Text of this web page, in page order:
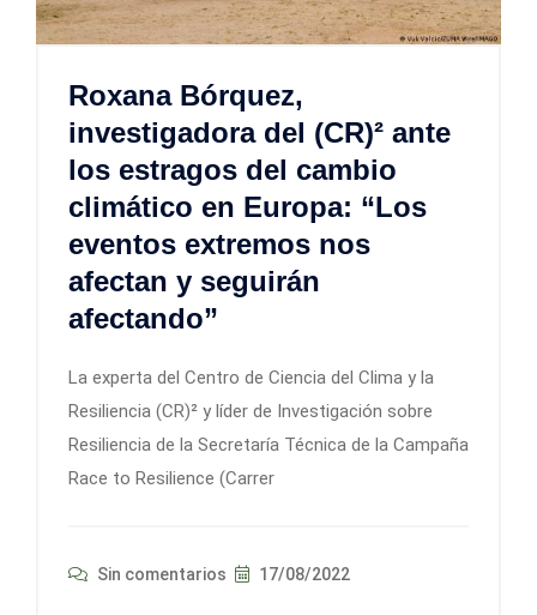
Roxana Bórquez,
investigadora del (CR)² ante
los estragos del cambio
climático en Europa: “Los
eventos extremos nos
afectan y seguirán
afectando”
La experta del Centro de Ciencia del Clima y la
Resiliencia (CR)² y líder de Investigación sobre
Resiliencia de la Secretaría Técnica de la Campaña
Race to Resilience (Carrer
Sin comentarios 17/08/2022